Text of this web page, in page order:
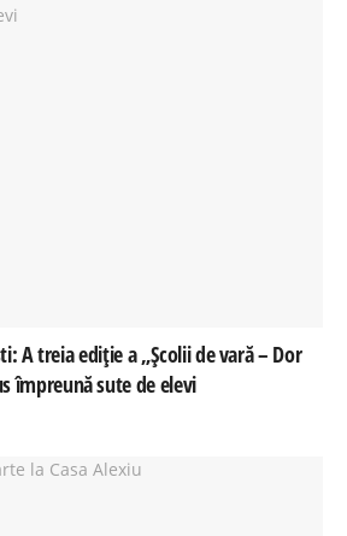
A treia ediție a „Școlii de vară – Dor
împreună sute de elevi